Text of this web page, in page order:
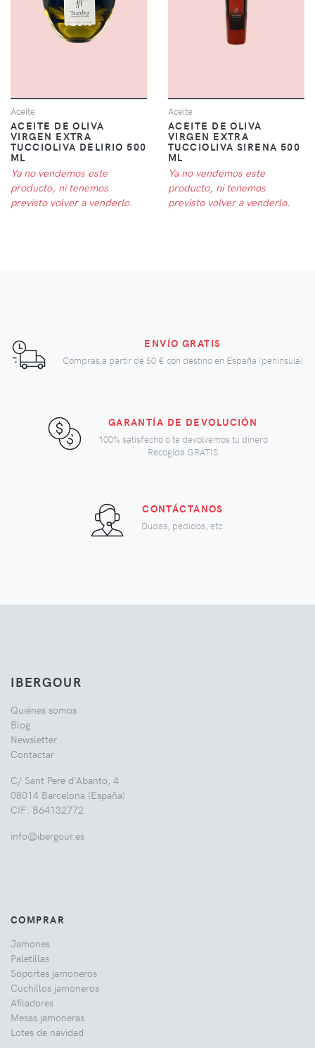
Aceite
ACEITE DE OLIVA
VIRGEN EXTRA
TUCCIOLIVA DELIRIO 500
ML
Ya no vendemos este
producto, ni tenemos
previsto volver a venderlo.
Aceite
ACEITE DE OLIVA
VIRGEN EXTRA
TUCCIOLIVA SIRENA 500
ML
Ya no vendemos este
producto, ni tenemos
previsto volver a venderlo.
ENVÍO GRATIS
Compras a partir de 50 € con destino en España (península)
GARANTÍA DE DEVOLUCIÓN
100% satisfecho o te devolvemos tu dinero
Recogida GRATIS
CONTÁCTANOS
Dudas, pedidos, etc.
IBERGOUR
Quiénes somos
Blog
Newsletter
Contactar
C/ Sant Pere d'Abanto, 4
08014 Barcelona (España)
CIF: B64132772
info@ibergour.es
COMPRAR
Jamones
Paletillas
Soportes jamoneros
Cuchillos jamoneros
Afiladores
Mesas jamoneras
Lotes de navidad